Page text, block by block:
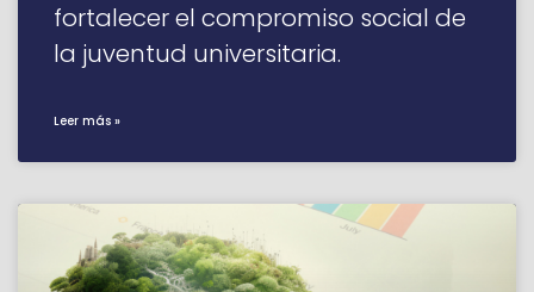
fortalecer el compromiso social de
la juventud universitaria.
Leer más »